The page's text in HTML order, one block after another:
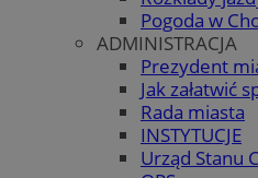
Pogoda w
ADMINISTRACJA
Prezydent
Jak załatwić
Rada miasta
INSTYTUCJE
Urząd Stanu